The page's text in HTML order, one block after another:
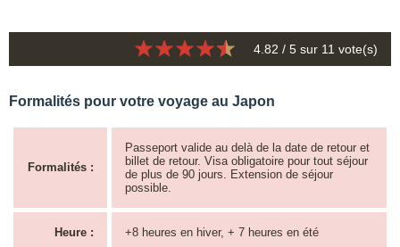
4.82 / 5 sur 11 vote(s)
Formalités pour votre voyage au Japon
Formalités :
Passeport valide au delà de la date de retour et
billet de retour. Visa obligatoire pour tout séjour
de plus de 90 jours. Extension de séjour
possible.
Heure : +8 heures en hiver, + 7 heures en été